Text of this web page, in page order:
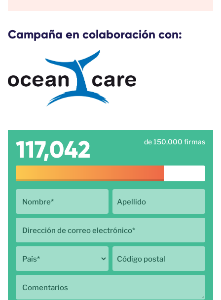
Campaña en colaboración con:
117,042 de 150,000 firmas
Nombre* Apellido
Dirección de correo electrónico*
País* Código postal
Comentarios